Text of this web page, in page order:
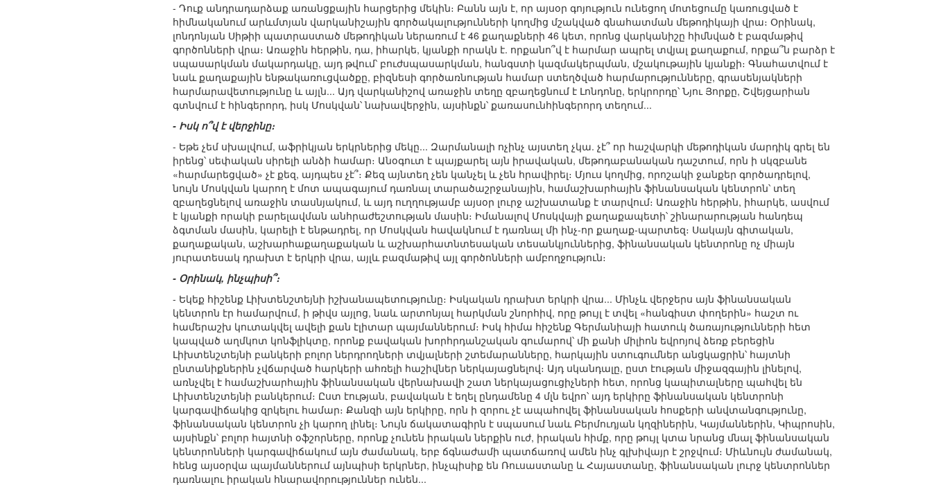
- Դուք անդրադարձաք առանցքային հարցերից մեկին։ Բանն այն է, որ այսօր գոյություն ունեցող մոտեցումը կառուցված է
հիմնականում արևմտյան վարկանիշային գործակալությունների կողմից մշակված գնահատման մեթոդիկայի վրա։ Օրինակ,
լոնդոնյան Սիթիի պատրաստած մեթոդիկան ներառում է 46 քաղաքների 46 կետ, որոնց վարկանիշը հիմնված է բազմաթիվ
գործոնների վրա։ Առաջին հերթին, դա, իհարկե, կյանքի որակն է. որքանո՞վ է հարմար ապրել տվյալ քաղաքում, որքա՞ն բարձր է
սպասարկման մակարդակը, այդ թվում՝ բուժսպասարկման, հանգստի կազմակերպման, մշակութային կյանքի։ Գնահատվում է
նաև քաղաքային ենթակառուցվածքը, բիզնեսի գործառնության համար ստեղծված հարմարությունները, գրասենյակների
հարմարավետությունը և այլն... Այդ վարկանիշով առաջին տեղը զբաղեցնում է Լոնդոնը, երկրորդը՝ Նյու Յորքը, Շվեյցարիան
գտնվում է հինգերորդ, իսկ Մոսկվան՝ նախավերջին, այսինքն՝ քառասունհինգերորդ տեղում...
- Իսկ ո՞վ է վերջինը։
- Եթե չեմ սխալվում, աֆրիկյան երկրներից մեկը... Զարմանալի ոչինչ այստեղ չկա. չէ՞ որ հաշվարկի մեթոդիկան մարդիկ գրել են
իրենց՝ սեփական սիրելի անձի համար։ Անօգուտ է պայքարել այն իրավական, մեթոդաբանական դաշտում, որն ի սկզբանե
«հարմարեցված» չէ քեզ, այդպես չէ՞։ Քեզ այնտեղ չեն կանչել և չեն հրավիրել։ Մյուս կողմից, որոշակի ջանքեր գործադրելով,
նույն Մոսկվան կարող է մոտ ապագայում դառնալ տարածաշրջանային, համաշխարհային ֆինանսական կենտրոն՝ տեղ
զբաղեցնելով առաջին տասնյակում, և այդ ուղղությամբ այսօր լուրջ աշխատանք է տարվում։ Առաջին հերթին, իհարկե, ասվում
է կյանքի որակի բարելավման անհրաժեշտության մասին։ Իմանալով Մոսկվայի քաղաքապետի՝ շինարարության հանդեպ
ձգտման մասին, կարելի է ենթադրել, որ Մոսկվան հավակնում է դառնալ մի ինչ-որ քաղաք-պարտեզ։ Սակայն գիտական,
քաղաքական, աշխարհաքաղաքական և աշխարհատնտեսական տեսանկյուններից, ֆինանսական կենտրոնը ոչ միայն
յուրատեսակ դրախտ է երկրի վրա, այլև բազմաթիվ այլ գործոնների ամբողջություն։
- Օրինակ, ինչպիսի՞։
- Եկեք հիշենք Լիխտենշտեյնի իշխանապետությունը։ Իսկական դրախտ երկրի վրա... Մինչև վերջերս այն ֆինանսական
կենտրոն էր համարվում, ի թիվս այլոց, նաև արտոնյալ հարկման շնորհիվ, որը թույլ է տվել «հանգիստ փողերին» հաշտ ու
համերաշխ կուտակվել ավելի քան էլիտար պայմաններում։ Իսկ հիմա հիշենք Գերմանիայի հատուկ ծառայությունների հետ
կապված աղմկոտ կոնֆլիկտը, որոնք բավական խորհրդանշական գումարով՝ մի քանի միլիոն եվրոյով ձեռք բերեցին
Լիխտենշտեյնի բանկերի բոլոր ներդրողների տվյալների շտեմարանները, հարկային ստուգումներ անցկացրին՝ հայտնի
ընտանիքներին չվճարված հարկերի ահռելի հաշիվներ ներկայացնելով։ Այդ սկանդալը, ըստ էության միջազգային լինելով,
առնչվել է համաշխարհային ֆինանսական վերնախավի շատ ներկայացուցիչների հետ, որոնց կապիտալները պահվել են
Լիխտենշտեյնի բանկերում։ Ըստ էության, բավական է եղել ընդամենը 4 մլն եվրո՝ այդ երկիրը ֆինանսական կենտրոնի
կարգավիճակից զրկելու համար։ Քանզի այն երկիրը, որն ի զորու չէ ապահովել ֆինանսական հոսքերի անվտանգությունը,
ֆինանսական կենտրոն չի կարող լինել։ Նույն ճակատագիրն է սպասում նաև Բերմուդյան կղզիներին, Կայմաններին, Կիպրոսին,
այսինքն՝ բոլոր հայտնի օֆշորները, որոնք չունեն իրական ներքին ուժ, իրական հիմք, որը թույլ կտա նրանց մնալ ֆինանսական
կենտրոնների կարգավիճակում այն ժամանակ, երբ ճգնաժամի պատճառով ամեն ինչ գլխիվայր է շրջվում։ Միևնույն ժամանակ,
հենց այսօրվա պայմաններում այնպիսի երկրներ, ինչպիսիք են Ռուսաստանը և Հայաստանը, ֆինանսական լուրջ կենտրոններ
դառնալու իրական հնարավորություններ ունեն...